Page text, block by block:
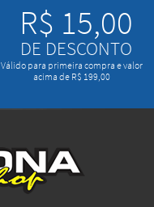
R$ 15,00
DE DESCONTO
Válido para primeira compra e valor
acima de R$ 199,00